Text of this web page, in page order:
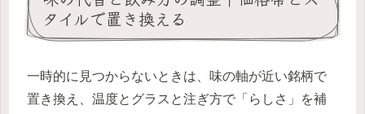
タイルで置き換える
一時的に見つからないときは、味の軸が近い銘柄で
置き換え、温度とグラスと注ぎ方で「らしさ」を補